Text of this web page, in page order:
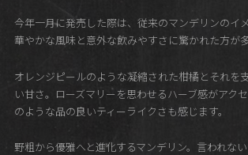
今年一月に発売した際は、従来のマンデリンのイ
華やかな風味と意外な飲みやすさに驚かれた方が
オレンジピールのような凝縮された柑橘とそれを
い甘さ。ローズマリーを思わせるハーブ感がアク
のような品の良いティーライクさも感じます。
野粗から優雅へと進化するマンデリン。言われな